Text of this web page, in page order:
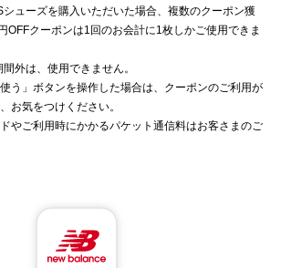
シューズを購入いただいた場合、複数のクーポン獲
OFFクーポンは1回のお会計に1枚しかご使用できま
外は、使用できません。
う」ボタンを操作した場合は、クーポンのご利用が
お気をつけください。
やご利用時にかかるパケット通信料はお客さまのご